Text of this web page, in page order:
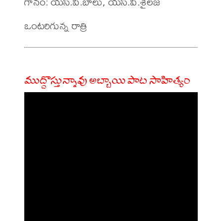
ముద్దొస్తున్నావు అబ్బాయి పాట సాహిత్యం